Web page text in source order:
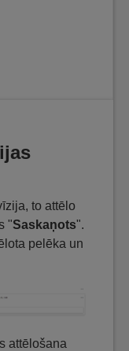
to attēlo
"Saskaņots".
pelēka un
attēlošana